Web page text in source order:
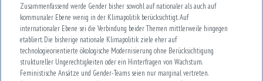
Zusammenfassend werde Gender bisher sowohl auf nationaler als auch auf
kommunaler Ebene wenig in der Klimapolitik berücksichtigt. Auf
internationaler Ebene sei die Verbindung beider Themen mittlerweile hingegen
etabliert. Die bisherige nationale Klimapolitik ziele eher auf
technologieorientierte ökologische Modernisierung ohne Berücksichtigung
struktureller Ungerechtigkeiten oder ein Hinterfragen von Wachstum.
Feministische Ansätze und Gender-Teams seien nur marginal vertreten.